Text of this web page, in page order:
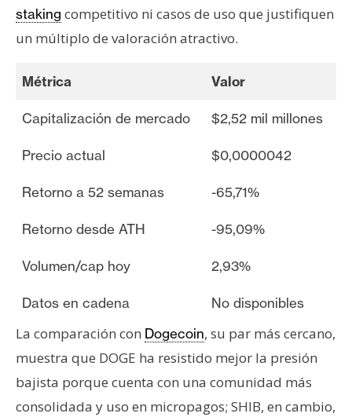
staking competitivo ni casos de uso que justifiquen
un múltiplo de valoración atractivo.
Métrica Valor
Capitalización de mercado $2,52 mil millones
Precio actual $0,0000042
Retorno a 52 semanas -65,71%
Retorno desde ATH -95,09%
Volumen/cap hoy 2,93%
Datos en cadena No disponibles
La comparación con Dogecoin, su par más cercano,
muestra que DOGE ha resistido mejor la presión
bajista porque cuenta con una comunidad más
consolidada y uso en micropagos; SHIB, en cambio,